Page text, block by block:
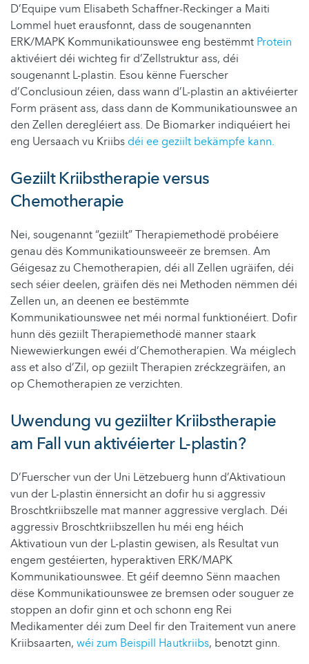
D’Equipe vum Elisabeth Schaffner-Reckinger a Maiti
Lommel huet erausfonnt, dass de sougenannten
ERK/MAPK Kommunikatiounswee eng bestëmmt Protein
aktivéiert déi wichteg fir d’Zellstruktur ass, déi
sougenannt L-plastin. Esou kënne Fuerscher
d’Conclusioun zéien, dass wann d’L-plastin an aktivéierter
Form präsent ass, dass dann de Kommunikatiounswee an
den Zellen deregléiert ass. De Biomarker indiquéiert hei
eng Uersaach vu Kriibs déi ee geziilt bekämpfe kann.
Geziilt Kriibstherapie versus
Chemotherapie
Nei, sougenannt “geziilt” Therapiemethodë probéiere
genau dës Kommunikatiounsweeër ze bremsen. Am
Géigesaz zu Chemotherapien, déi all Zellen ugräifen, déi
sech séier deelen, gräifen dës nei Methoden nëmmen déi
Zellen un, an deenen ee bestëmmte
Kommunikatiounswee net méi normal funktionéiert. Dofir
hunn dës geziilt Therapiemethodë manner staark
Niewewierkungen ewéi d’Chemotherapien. Wa méiglech
ass et also d’Zil, op geziilt Therapien zréckzegräifen, an
op Chemotherapien ze verzichten.
Uwendung vu geziilter Kriibstherapie
am Fall vun aktivéierter L-plastin?
D’Fuerscher vun der Uni Lëtzebuerg hunn d’Aktivatioun
vun der L-plastin ënnersicht an dofir hu si aggressiv
Broschtkriibszelle mat manner aggressive verglach. Déi
aggressiv Broschtkriibszellen hu méi eng héich
Aktivatioun vun der L-plastin gewisen, als Resultat vun
engem gestéierten, hyperaktiven ERK/MAPK
Kommunikatiounswee. Et géif deemno Sënn maachen
dëse Kommunikatiounswee ze bremsen oder souguer ze
stoppen an dofir ginn et och schonn eng Rei
Medikamenter déi zum Deel fir den Traitement vun anere
Kriibsaarten, wéi zum Beispill Hautkriibs, benotzt ginn.